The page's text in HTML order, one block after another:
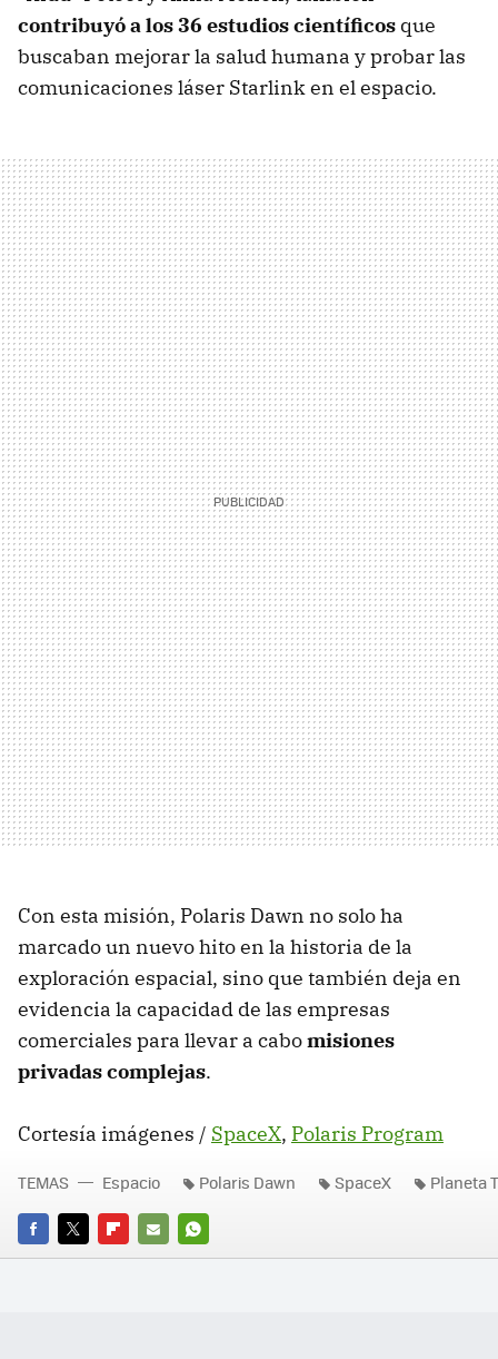
contribuyó a los 36 estudios científicos que
buscaban mejorar la salud humana y probar las
comunicaciones láser Starlink en el espacio.
Con esta misión, Polaris Dawn no solo ha
marcado un nuevo hito en la historia de la
exploración espacial, sino que también deja en
evidencia la capacidad de las empresas
comerciales para llevar a cabomisiones
privadas complejas.
Cortesía imágenes / SpaceX, Polaris Program
FACEBOOK
TWITTERFLIPBOARD
E-
WHATSAPP
TEMAS Espacio Polaris Dawn SpaceX Planeta